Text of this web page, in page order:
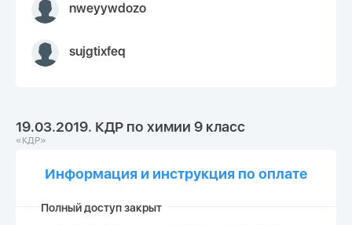
nweyywdozo
sujgtixfeq
19.03.2019. КДР по химии 9 класс
«КДР»
Информация и инструкция по оплате
Полный доступ закрыт